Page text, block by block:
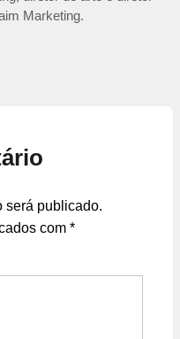
Marketing.
será publicado.
com *